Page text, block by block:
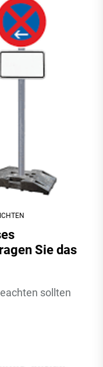
Sie das
sollten